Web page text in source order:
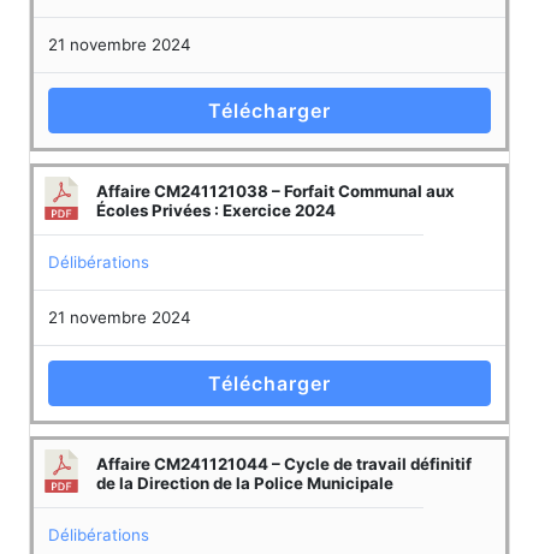
21 novembre 2024
Télécharger
Affaire CM241121038 – Forfait Communal aux
Écoles Privées : Exercice 2024
Délibérations
21 novembre 2024
Télécharger
Affaire CM241121044 – Cycle de travail définitif
de la Direction de la Police Municipale
Délibérations